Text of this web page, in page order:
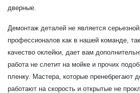
дверные.
Демонтаж деталей не является
профессионалов как в нашей команде,
качество оклейки, дает вам
работа не слетит на мойке и прочих
пленку. Мастера, которые пренебрегают
работают на скорость и открытые не